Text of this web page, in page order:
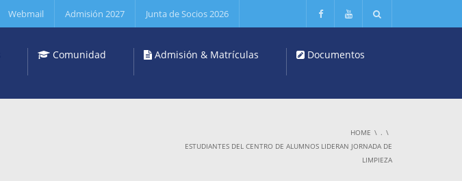
Webmail Admisión 2027 Junta de Socios 2026
Comunidad Admisión & Matrículas Documentos
HOME
.
ESTUDIANTES DEL CENTRO DE ALUMNOS LIDERAN JORNADA DE
LIMPIEZA